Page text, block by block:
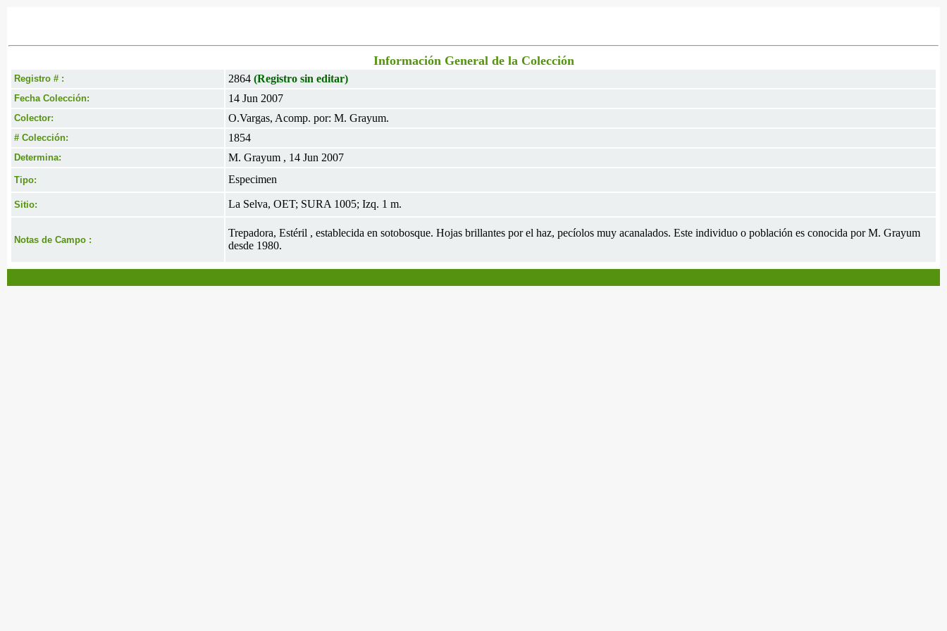
Información General de la Colección
Registro # : 2864 (Registro sin editar)
Fecha Colección: 14 Jun 2007
Colector: O.Vargas, Acomp. por: M. Grayum.
# Colección: 1854
Determina: M. Grayum , 14 Jun 2007
Tipo: Especimen
Sitio: La Selva, OET; SURA 1005; Izq. 1 m.
Notas de Campo :
Trepadora, Estéril , establecida en sotobosque. Hojas brillantes por el haz, pecíolos muy acanalados. Este individuo o población es conocida por M. Grayum
desde 1980.